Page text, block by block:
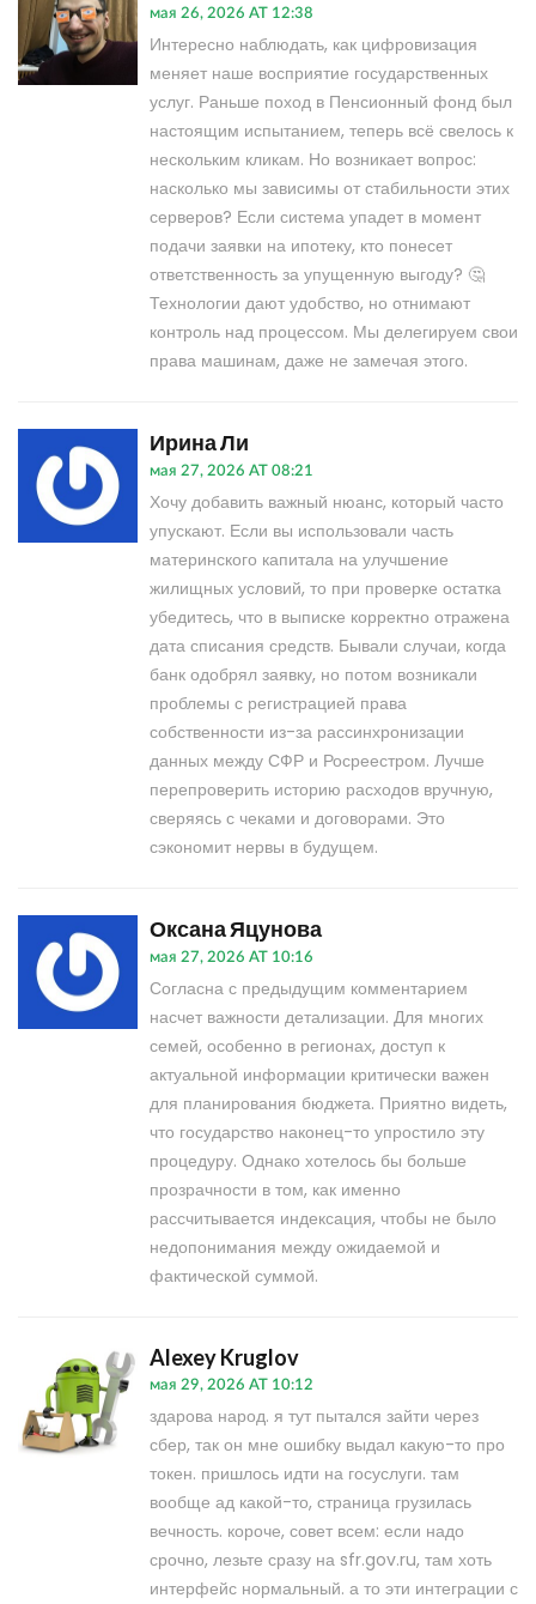
мая 26, 2026 AT 12:38
Интересно наблюдать, как цифровизация
меняет наше восприятие государственных
услуг. Раньше поход в Пенсионный фонд был
настоящим испытанием, теперь всё свелось к
нескольким кликам. Но возникает вопрос:
насколько мы зависимы от стабильности этих
серверов? Если система упадет в момент
подачи заявки на ипотеку, кто понесет
ответственность за упущенную выгоду? 🤔
Технологии дают удобство, но отнимают
контроль над процессом. Мы делегируем свои
права машинам, даже не замечая этого.
Ирина Ли
мая 27, 2026 AT 08:21
Хочу добавить важный нюанс, который часто
упускают. Если вы использовали часть
материнского капитала на улучшение
жилищных условий, то при проверке остатка
убедитесь, что в выписке корректно отражена
дата списания средств. Бывали случаи, когда
банк одобрял заявку, но потом возникали
проблемы с регистрацией права
собственности из-за рассинхронизации
данных между СФР и Росреестром. Лучше
перепроверить историю расходов вручную,
сверяясь с чеками и договорами. Это
сэкономит нервы в будущем.
Оксана Яцунова
мая 27, 2026 AT 10:16
Согласна с предыдущим комментарием
насчет важности детализации. Для многих
семей, особенно в регионах, доступ к
актуальной информации критически важен
для планирования бюджета. Приятно видеть,
что государство наконец-то упростило эту
процедуру. Однако хотелось бы больше
прозрачности в том, как именно
рассчитывается индексация, чтобы не было
недопонимания между ожидаемой и
фактической суммой.
Alexey Kruglov
мая 29, 2026 AT 10:12
здарова народ. я тут пытался зайти через
сбер, так он мне ошибку выдал какую-то про
токен. пришлось идти на госуслуги. там
вообще ад какой-то, страница грузилась
вечность. короче, совет всем: если надо
срочно, лезьте сразу на sfr.gov.ru, там хоть
интерфейс нормальный. а то эти интеграции с